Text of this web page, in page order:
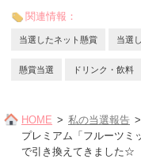
関連情報：
当選したネット懸賞 当選
懸賞当選 ドリンク・飲料
HOME 私の当選報告
プレミアム「フルーツミ
で引き換えてきました☆